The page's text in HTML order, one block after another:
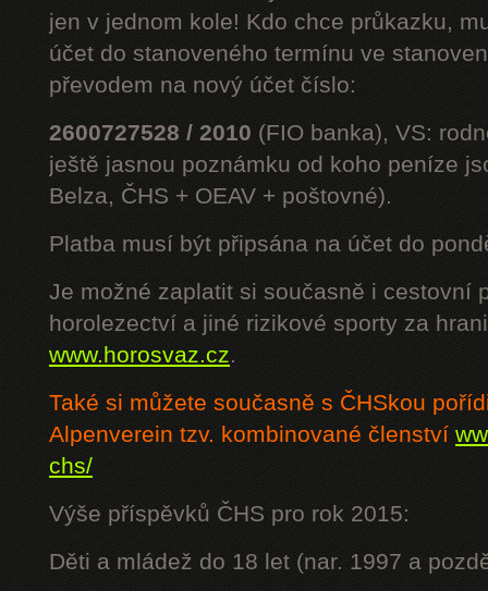
jen v jednom kole! Kdo chce průkazku,
účet do stanoveného termínu ve
převodem na nový účet číslo:
2600727528 / 2010 (FIO banka), VS:
ještě jasnou poznámku od koho peníze
Belza, ČHS + OEAV + poštovné).
Platba musí být připsána na účet do
Je možné zaplatit si současně i cestovní
horolezectví a jiné rizikové sporty za
www.horosvaz.cz.
Také si můžete současně s ČHSkou
Alpenverein tzv. kombinované členství
chs/
Výše příspěvků ČHS pro rok 2015:
Děti a mládež do 18 let (nar. 1997 a